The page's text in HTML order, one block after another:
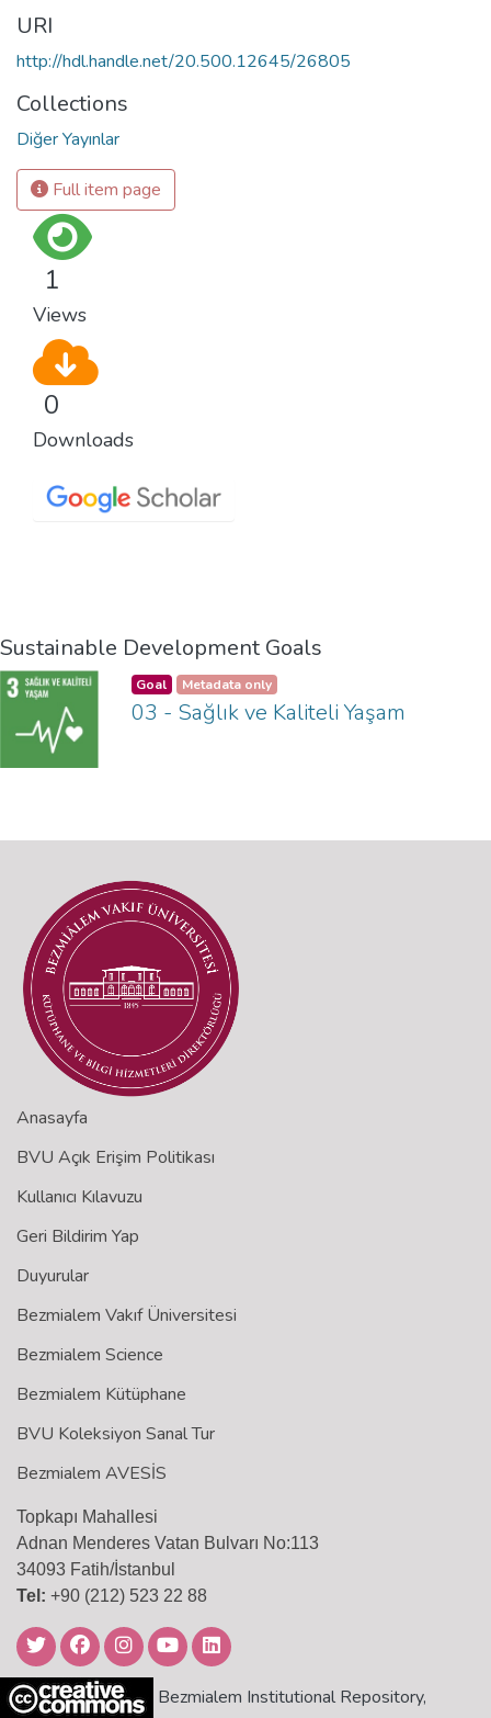
URI
http://hdl.handle.net/20.500.12645/26805
Collections
Diğer Yayınlar
Full item page
1
Views
0
Downloads
Sustainable Development Goals
Goal Metadata only
03 - Sağlık ve Kaliteli Yaşam
Anasayfa
BVU Açık Erişim Politikası
Kullanıcı Kılavuzu
Geri Bildirim Yap
Duyurular
Bezmialem Vakıf Üniversitesi
Bezmialem Science
Bezmialem Kütüphane
BVU Koleksiyon Sanal Tur
Bezmialem AVESİS
Topkapı Mahallesi
Adnan Menderes Vatan Bulvarı No:113
34093 Fatih/İstanbul
Tel: +90 (212) 523 22 88
Bezmialem Institutional Repository,